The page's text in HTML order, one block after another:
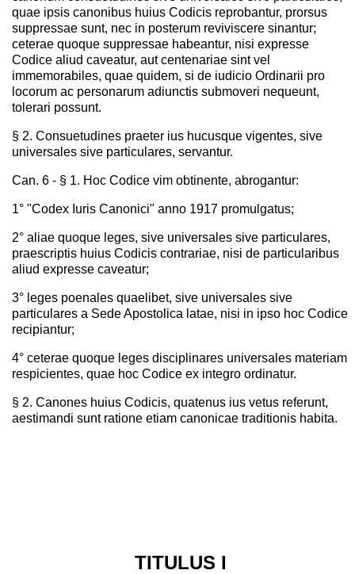
quae ipsis canonibus huius Codicis reprobantur, prorsus
suppressae sunt, nec in posterum reviviscere sinantur;
ceterae quoque suppressae habeantur, nisi expresse
Codice aliud caveatur, aut centenariae sint vel
immemorabiles, quae quidem, si de iudicio Ordinarii pro
locorum ac personarum adiunctis submoveri nequeunt,
tolerari possunt.
§ 2. Consuetudines praeter ius hucusque vigentes, sive
universales sive particulares, servantur.
Can. 6 - § 1. Hoc Codice vim obtinente, abrogantur:
1° "Codex Iuris Canonici" anno 1917 promulgatus;
2° aliae quoque leges, sive universales sive particulares,
praescriptis huius Codicis contrariae, nisi de particularibus
aliud expresse caveatur;
3° leges poenales quaelibet, sive universales sive
particulares a Sede Apostolica latae, nisi in ipso hoc Codice
recipiantur;
4° ceterae quoque leges disciplinares universales materiam
respicientes, quae hoc Codice ex integro ordinatur.
§ 2. Canones huius Codicis, quatenus ius vetus referunt,
aestimandi sunt ratione etiam canonicae traditionis habita.
TITULUS I